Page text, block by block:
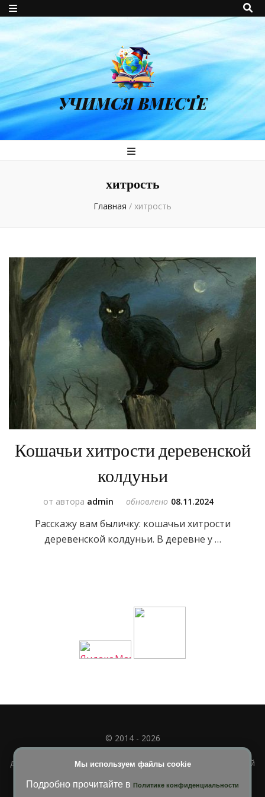
УЧИМСЯ ВМЕСТЕ
хитрость
Главная / хитрость
Кошачьи хитрости деревенской
колдуньи
от автора admin обновлено 08.11.2024
Расскажу вам быличку: кошачьи хитрости
деревенской колдуньи. В деревне у …
Мы используем файлы cookie
Подробно прочитайте в Политике конфиденциальности
© 2014 - 2026
Полное или частичное использование материала
допускается только при наличии активной и индексируемой